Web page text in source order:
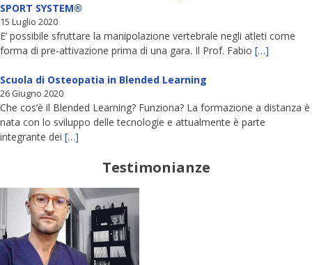
SPORT SYSTEM®
15 Luglio 2020
E’ possibile sfruttare la manipolazione vertebrale negli atleti come
forma di pre-attivazione prima di una gara. Il Prof. Fabio […]
Scuola di Osteopatia in Blended Learning
26 Giugno 2020
Che cos’è il Blended Learning? Funziona? La formazione a distanza è
nata con lo sviluppo delle tecnologie e attualmente è parte
integrante dei […]
Testimonianze